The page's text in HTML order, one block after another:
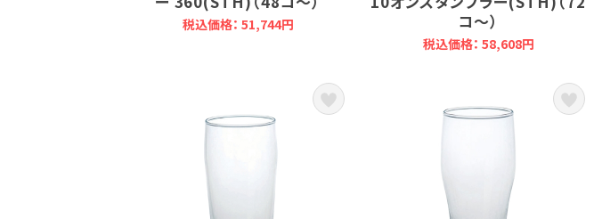
税込価格： 51,744円
コ～）
税込価格： 58,608円